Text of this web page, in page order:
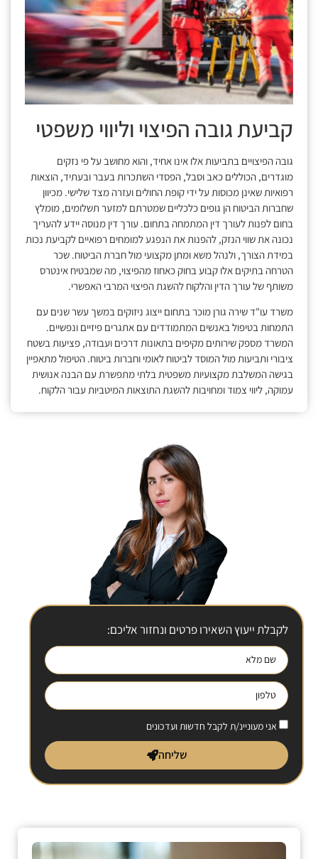
לקבלת ייעוץ השאירו פרטים ונחזור אליכם:
אני מעוניינ/ת לקבל חדשות ועדכונים
שליחה
קביעת גובה הפיצוי וליווי משפטי
גובה הפיצויים בתביעות אלו אינו אחיד, והוא מחושב על פי נזקים
מוגדרים, הכוללים כאב וסבל, הפסדי השתכרות בעבר ובעתיד, הוצאות
רפואיות שאינן מכוסות על ידי קופת החולים ועזרה מצד שלישי. מכיוון
שחברות הביטוח הן גופים כלכליים שמטרתם למזער תשלומים, מומלץ
בחום לפנות לעורך דין המתמחה בתחום. עורך דין מנוסה יידע להעריך
נכונה את שווי הנזק, להפנות את הנפגע למומחים רפואיים לקביעת נכות
במידת הצורך, ולנהל משא ומתן מקצועי מול חברת הביטוח. שכר
הטרחה בתיקים אלו קבוע בחוק כאחוז מהפיצוי, מה שמבטיח אינטרס
משותף של עורך הדין והלקוח להשגת הפיצוי המרבי האפשרי.
משרד עו"ד שירה גורן מוכר בתחום ייצוג ניזוקים במשך עשר שנים עם
התמחות בטיפול באנשים המתמודדים עם אתגרים פיזיים ונפשיים.
המשרד מספק שירותים מקיפים בתאונות דרכים ועבודה, פציעות בשטח
ציבורי ותביעות מול המוסד לביטוח לאומי וחברות ביטוח. הטיפול מתאפיין
בגישה המשלבת מקצועיות משפטית בלתי מתפשרת עם הבנה אנושית
עמוקה, ליווי צמוד ומחויבות להשגת התוצאות המיטביות עבור הלקוח.